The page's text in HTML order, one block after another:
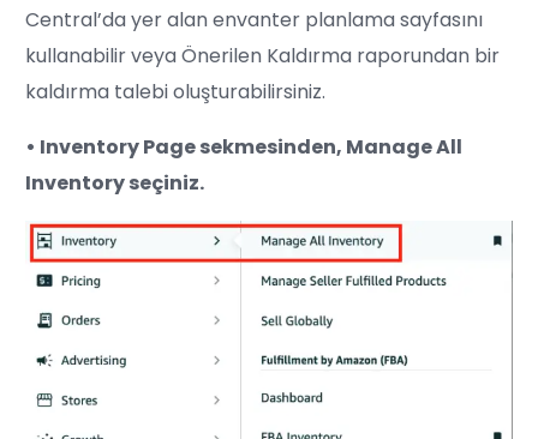
Central’da yer alan envanter planlama sayfasını
kullanabilir veya Önerilen Kaldırma raporundan bir
kaldırma talebi oluşturabilirsiniz.
• Inventory Page sekmesinden, Manage All
Inventory seçiniz.